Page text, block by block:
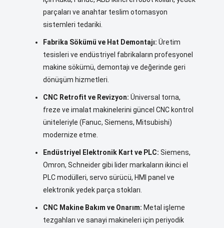
parçaları ve anahtar teslim otomasyon
sistemleri tedariki.
Fabrika Sökümü ve Hat Demontajı: Üretim
tesisleri ve endüstriyel fabrikaların profesyonel
makine sökümü, demontajı ve değerinde geri
dönüşüm hizmetleri.
CNC Retrofit ve Revizyon: Üniversal torna,
freze ve imalat makinelerini güncel CNC kontrol
üniteleriyle (Fanuc, Siemens, Mitsubishi)
modernize etme.
Endüstriyel Elektronik Kart ve PLC: Siemens,
Omron, Schneider gibi lider markaların ikinci el
PLC modülleri, servo sürücü, HMI panel ve
elektronik yedek parça stokları.
CNC Makine Bakım ve Onarım: Metal işleme
tezgahları ve sanayi makineleri için periyodik